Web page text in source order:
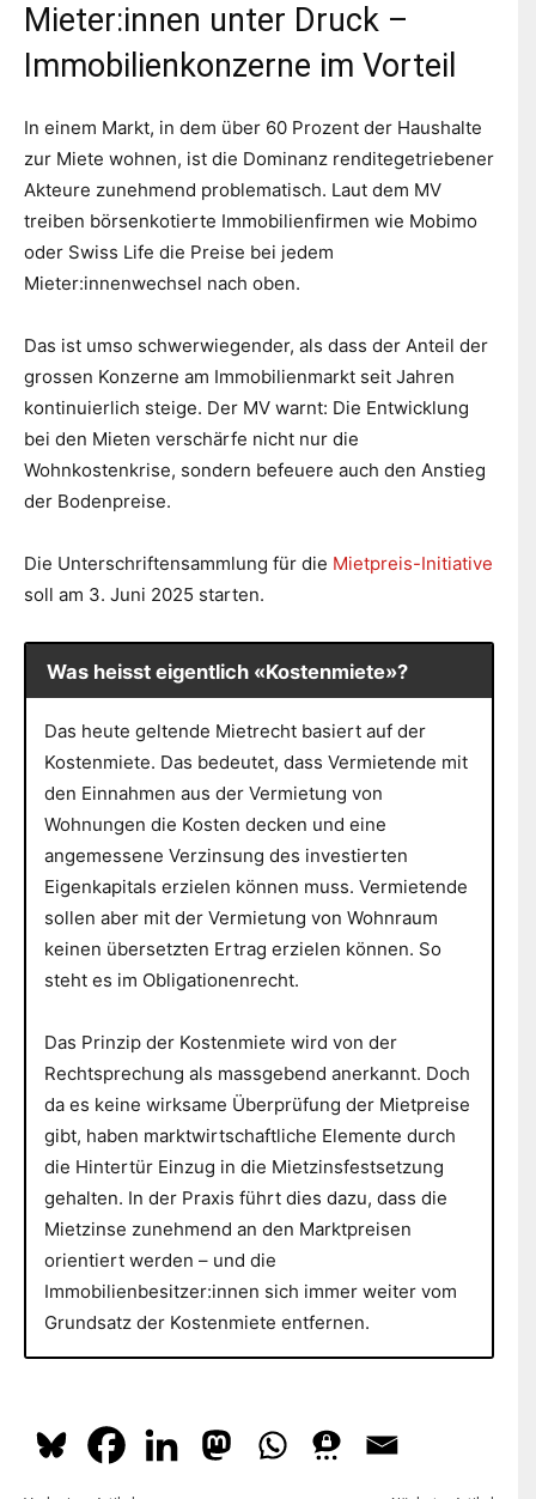
Mieter:innen unter Druck –
Immobilienkonzerne im Vorteil
In einem Markt, in dem über 60 Prozent der Haushalte
zur Miete wohnen, ist die Dominanz renditegetriebener
Akteure zunehmend problematisch. Laut dem MV
treiben börsenkotierte Immobilienfirmen wie Mobimo
oder Swiss Life die Preise bei jedem
Mieter:innenwechsel nach oben.
Das ist umso schwerwiegender, als dass der Anteil der
grossen Konzerne am Immobilienmarkt seit Jahren
kontinuierlich steige. Der MV warnt: Die Entwicklung
bei den Mieten verschärfe nicht nur die
Wohnkostenkrise, sondern befeuere auch den Anstieg
der Bodenpreise.
Die Unterschriftensammlung für die Mietpreis-Initiative
soll am 3. Juni 2025 starten.
Was heisst eigentlich «Kostenmiete»?
Das heute geltende Mietrecht basiert auf der
Kostenmiete. Das bedeutet, dass Vermietende mit
den Einnahmen aus der Vermietung von
Wohnungen die Kosten decken und eine
angemessene Verzinsung des investierten
Eigenkapitals erzielen können muss. Vermietende
sollen aber mit der Vermietung von Wohnraum
keinen übersetzten Ertrag erzielen können. So
steht es im Obligationenrecht.
Das Prinzip der Kostenmiete wird von der
Rechtsprechung als massgebend anerkannt. Doch
da es keine wirksame Überprüfung der Mietpreise
gibt, haben marktwirtschaftliche Elemente durch
die Hintertür Einzug in die Mietzinsfestsetzung
gehalten. In der Praxis führt dies dazu, dass die
Mietzinse zunehmend an den Marktpreisen
orientiert werden – und die
Immobilienbesitzer:innen sich immer weiter vom
Grundsatz der Kostenmiete entfernen.